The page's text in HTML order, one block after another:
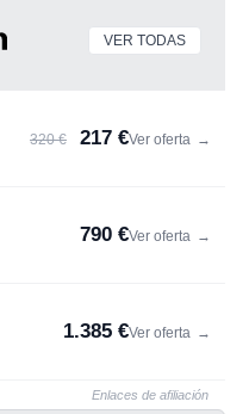
VER TODAS
320 € 217 €Ver oferta →
790 €Ver oferta →
1.385 €Ver oferta →
Enlaces de afiliación